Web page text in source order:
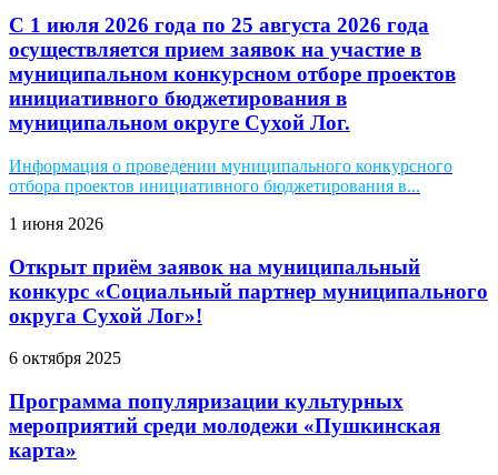
С 1 июля 2026 года по 25 августа 2026 года
осуществляется прием заявок на участие в
муниципальном конкурсном отборе проектов
инициативного бюджетирования в
муниципальном округе Сухой Лог.
Информация о проведении муниципального конкурсного
отбора проектов инициативного бюджетирования в...
1 июня 2026
Открыт приём заявок на муниципальный
конкурс «Социальный партнер муниципального
округа Сухой Лог»!
6 октября 2025
Программа популяризации культурных
мероприятий среди молодежи «Пушкинская
карта»